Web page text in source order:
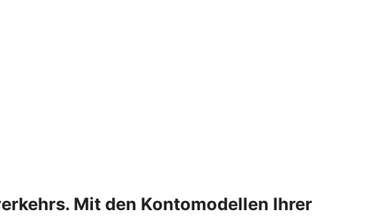
Mit den Kontomodellen Ihrer